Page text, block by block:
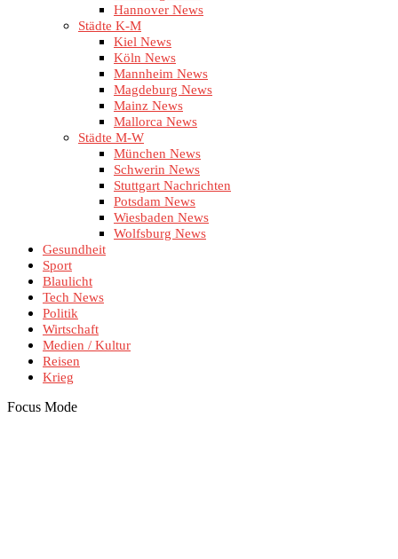
Hannover News
Städte K-M
Kiel News
Köln News
Mannheim News
Magdeburg News
Mainz News
Mallorca News
Städte M-W
München News
Schwerin News
Stuttgart Nachrichten
Potsdam News
Wiesbaden News
Wolfsburg News
Gesundheit
Sport
Blaulicht
Tech News
Politik
Wirtschaft
Medien / Kultur
Reisen
Krieg
Focus Mode